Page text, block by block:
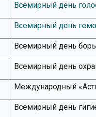
Всемирный день
Всемирный день
Всемирный день
Всемирный день
Международный
Всемирный день